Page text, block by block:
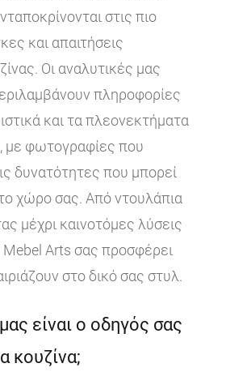
στις πιο
και απαιτήσεις
Οι αναλυτικές μας
πληροφορίες
και τα πλεονεκτήματα
με φωτογραφίες που
δυνατότητες που μπορεί
χώρο σας. Από ντουλάπια
μέχρι καινοτόμες λύσεις
Arts σας προσφέρει
στο δικό σας στυλ.
είναι ο οδηγός σας
κουζίνα;